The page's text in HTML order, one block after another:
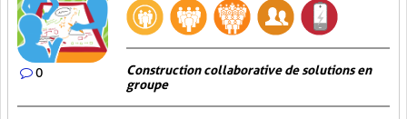
0
Construction collaborative de solutions en
groupe